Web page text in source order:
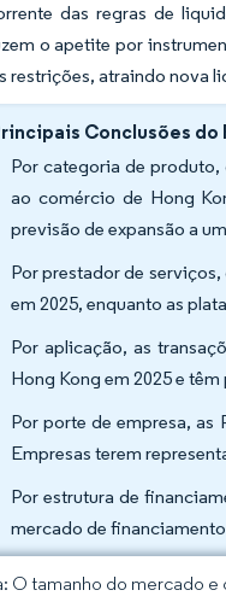
das regras de
o apetite por
restrições, atraindo nova
Conclusões do
Por categoria de
ao comércio de Hong
previsão de expansão a
Por prestador de
em 2025, enquanto as
Por aplicação, as
Hong Kong em 2025 e
Por porte de empresa, as
Empresas terem
Por estrutura de
mercado de
O tamanho do mercado